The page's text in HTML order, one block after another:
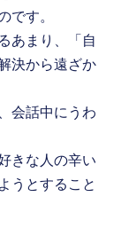
です。
あまり、「自
決から遠ざか
会話中にうわ
きな人の辛い
うとすること